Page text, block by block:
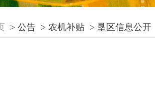
> 公告 > 农机补贴 > 垦区信息公开